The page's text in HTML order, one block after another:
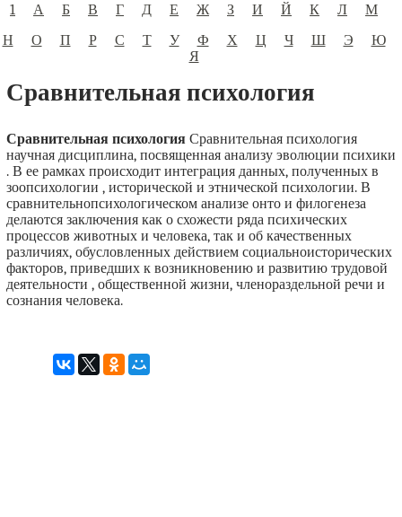
1
А Б В Г Д Е Ж З И Й К Л
М
Н
О П Р С Т У Ф Х Ц Ч Ш Э
Ю
Я
Сравнительная психология
Сравнительная психологияСравнительная психология
научная дисциплина, посвященная анализу эволюции психики
. В ее рамках происходит интеграция данных, полученных в
зоопсихологии , исторической и этнической психологии. В
сравнительнопсихологическом анализе онто и филогенеза
делаются заключения как о схожести ряда психических
процессов животных и человека, так и об качественных
различиях, обусловленных действием социальноисторических
факторов, приведших к возникновению и развитию трудовой
деятельности , общественной жизни, членораздельной речи и
сознания человека.